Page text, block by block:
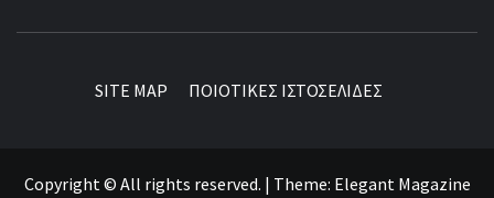
SITE MAP ΠΟΙΟΤΙΚΕΣ ΙΣΤΟΣΕΛΙΔΕΣ
Copyright © All rights reserved. | Theme: Elegant Magazine